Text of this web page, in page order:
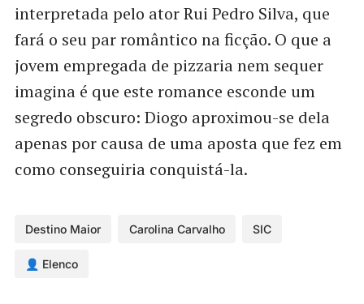
interpretada pelo ator Rui Pedro Silva, que
fará o seu par romântico na ficção. O que a
jovem empregada de pizzaria nem sequer
imagina é que este romance esconde um
segredo obscuro: Diogo aproximou-se dela
apenas por causa de uma aposta que fez em
como conseguiria conquistá-la.
Destino Maior Carolina Carvalho SIC
👤 Elenco